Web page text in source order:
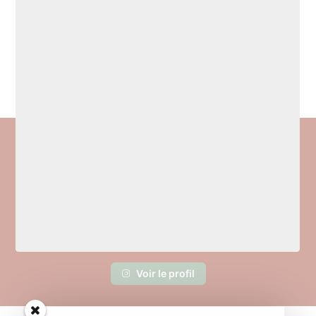
Voir le profil